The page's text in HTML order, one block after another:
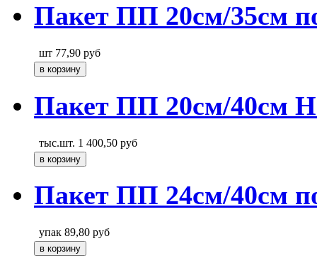
Пакет ПП 20см/35см
шт 77,90 руб
Пакет ПП 20см/40см
тыс.шт. 1 400,50 руб
Пакет ПП 24см/40см
упак 89,80 руб